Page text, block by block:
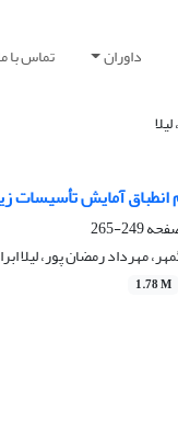
داوران تماس با
آمایش تأسیسات
249-265
مهرداد رمضان پور، لیلا
1.78 M